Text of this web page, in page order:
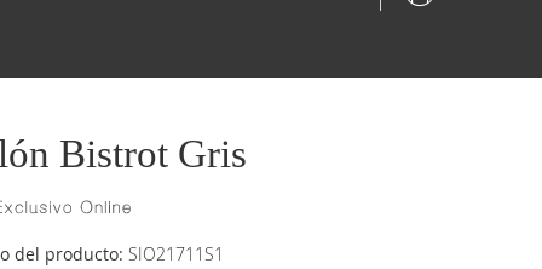
Bistrot Gris
del producto: SIO21711S1